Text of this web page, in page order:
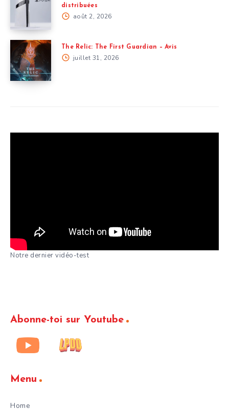
distribuées
août 2, 2026
The Relic: The First Guardian – Avis
juillet 31, 2026
Notre dernier vidéo-test
Abonne-toi sur Youtube
Menu
Home